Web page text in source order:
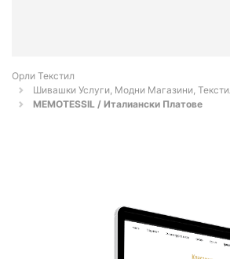
Орли Текстил
Шивашки Услуги, Модни Магазини,
MEMOTESSIL / Италиански Платове